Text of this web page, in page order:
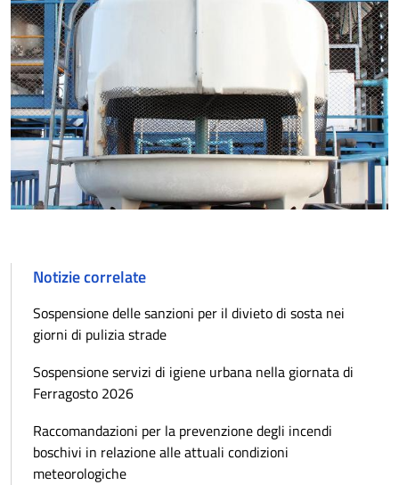
Notizie correlate
Sospensione delle sanzioni per il divieto di sosta nei
giorni di pulizia strade
Sospensione servizi di igiene urbana nella giornata di
Ferragosto 2026
Raccomandazioni per la prevenzione degli incendi
boschivi in relazione alle attuali condizioni
meteorologiche